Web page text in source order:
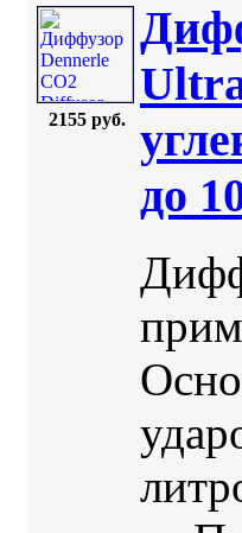
2155 руб.
до